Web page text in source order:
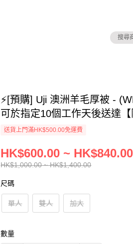
⚡[預購] Uji 澳洲羊毛厚被 -
可於指定10個工作天後送達【
送貨上門滿HK$500.00免運費
HK$1,000.00 ~ HK$1,400.00
HK$600.00 ~ HK$840.00
尺碼
單人 雙人 加大
數量